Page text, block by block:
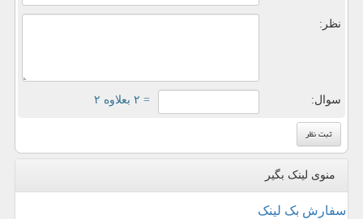
نظر:
سوال: = ۲ بعلاوه ۲
منوی لینک بگیر
سفارش بک لینک